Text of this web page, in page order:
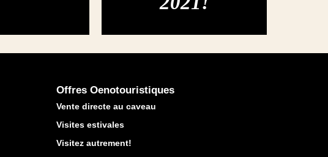
Offres Oenotouristiques
Vente directe au caveau
Visites estivales
Visitez autrement!